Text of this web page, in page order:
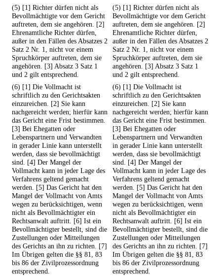
(5) [1] Richter dürfen nicht als
Bevollmächtigte vor dem Gericht
auftreten, dem sie angehören. [2]
Ehrenamtliche Richter dürfen,
außer in den Fällen des Absatzes 2
Satz 2 Nr. 1, nicht vor einem
Spruchkörper auftreten, dem sie
angehören. [3] Absatz 3 Satz 1
und 2 gilt entsprechend.
(5) [1] Richter dürfen nicht als
Bevollmächtigte vor dem Gericht
auftreten, dem sie angehören. [2]
Ehrenamtliche Richter dürfen,
außer in den Fällen des Absatzes 2
Satz 2 Nr. 1, nicht vor einem
Spruchkörper auftreten, dem sie
angehören. [3] Absatz 3 Satz 1
und 2 gilt entsprechend.
(6) [1] Die Vollmacht ist
schriftlich zu den Gerichtsakten
einzureichen. [2] Sie kann
nachgereicht werden; hierfür kann
das Gericht eine Frist bestimmen.
[3] Bei Ehegatten oder
Lebenspartnern und Verwandten
in gerader Linie kann unterstellt
werden, dass sie bevollmächtigt
sind. [4] Der Mangel der
Vollmacht kann in jeder Lage des
Verfahrens geltend gemacht
werden. [5] Das Gericht hat den
Mangel der Vollmacht von Amts
wegen zu berücksichtigen, wenn
nicht als Bevollmächtigter ein
Rechtsanwalt auftritt. [6] Ist ein
Bevollmächtigter bestellt, sind die
Zustellungen oder Mitteilungen
des Gerichts an ihn zu richten. [7]
Im Übrigen gelten die §§ 81, 83
bis 86 der Zivilprozessordnung
entsprechend.
(6) [1] Die Vollmacht ist
schriftlich zu den Gerichtsakten
einzureichen. [2] Sie kann
nachgereicht werden; hierfür kann
das Gericht eine Frist bestimmen.
[3] Bei Ehegatten oder
Lebenspartnern und Verwandten
in gerader Linie kann unterstellt
werden, dass sie bevollmächtigt
sind. [4] Der Mangel der
Vollmacht kann in jeder Lage des
Verfahrens geltend gemacht
werden. [5] Das Gericht hat den
Mangel der Vollmacht von Amts
wegen zu berücksichtigen, wenn
nicht als Bevollmächtigter ein
Rechtsanwalt auftritt. [6] Ist ein
Bevollmächtigter bestellt, sind die
Zustellungen oder Mitteilungen
des Gerichts an ihn zu richten. [7]
Im Übrigen gelten die §§ 81, 83
bis 86 der Zivilprozessordnung
entsprechend.